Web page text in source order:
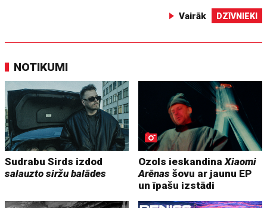
Vairāk DZĪVNIEKI
NOTIKUMI
Sudrabu Sirds izdod
salauzto siržu balādes
Ozols ieskandinaXiaomi
Arēnas šovu ar jaunu EP
un īpašu izstādi